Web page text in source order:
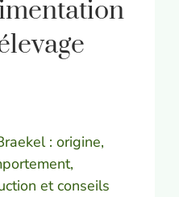
: origine,
et conseils